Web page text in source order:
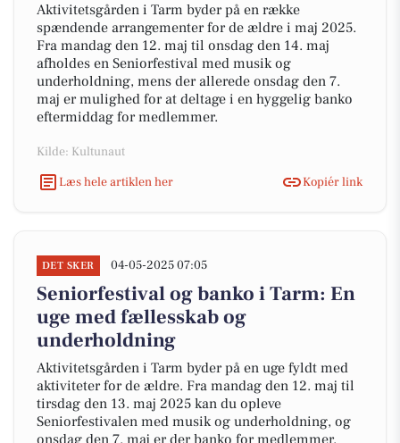
Aktivitetsgården i Tarm byder på en række
spændende arrangementer for de ældre i maj 2025.
Fra mandag den 12. maj til onsdag den 14. maj
afholdes en Seniorfestival med musik og
underholdning, mens der allerede onsdag den 7.
maj er mulighed for at deltage i en hyggelig banko
eftermiddag for medlemmer.
Kilde: Kultunaut
Læs hele artiklen her
Kopiér link
DET SKER 04-05-2025 07:05
Seniorfestival og banko i Tarm: En
uge med fællesskab og
underholdning
Aktivitetsgården i Tarm byder på en uge fyldt med
aktiviteter for de ældre. Fra mandag den 12. maj til
tirsdag den 13. maj 2025 kan du opleve
Seniorfestivalen med musik og underholdning, og
onsdag den 7. maj er der banko for medlemmer.